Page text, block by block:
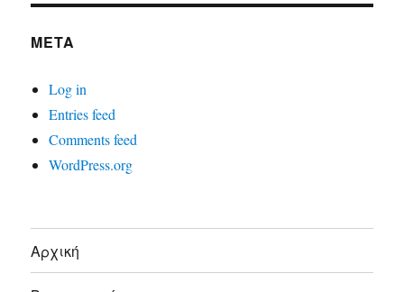
META
Log in
Entries feed
Comments feed
WordPress.org
Αρχική